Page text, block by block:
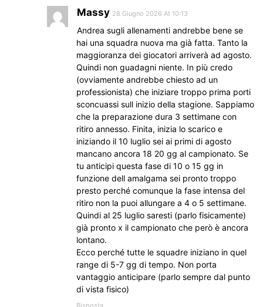
Massy 28 Giugno 2026 At 10:13
Andrea sugli allenamenti andrebbe bene se
hai una squadra nuova ma già fatta. Tanto la
maggioranza dei giocatori arriverà ad agosto.
Quindi non guadagni niente. In più credo
(ovviamente andrebbe chiesto ad un
professionista) che iniziare troppo prima porti
sconcuassi sull inizio della stagione. Sappiamo
che la preparazione dura 3 settimane con
ritiro annesso. Finita, inizia lo scarico e
iniziando il 10 luglio sei ai primi di agosto
mancano ancora 18 20 gg al campionato. Se
tu anticipi questa fase di 10 o 15 gg in
funzione dell amalgama sei pronto troppo
presto perché comunque la fase intensa del
ritiro non la puoi allungare a 4 o 5 settimane.
Quindi al 25 luglio saresti (parlo fisicamente)
già pronto x il campionato che però è ancora
lontano.
Ecco perché tutte le squadre iniziano in quel
range di 5-7 gg di tempo. Non porta
vantaggio anticipare (parlo sempre dal punto
di vista fisico)
Risposta